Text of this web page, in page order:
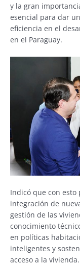
y la gran
esencial para dar
eficiencia en el
en el Paraguay.
Indicó que con
integración de
gestión de las
conocimiento
en políticas
inteligentes y
acceso a la vivienda.